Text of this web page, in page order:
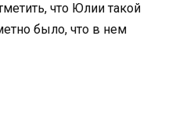
что Юлии такой
было, что в нем